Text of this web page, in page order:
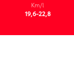
Km/l
19,6-22,8